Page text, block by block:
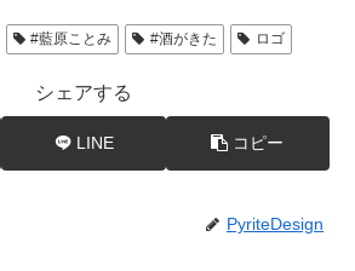
#藍原ことみ #酒がきた ロゴ
シェアする
LINE コピー
PyriteDesign